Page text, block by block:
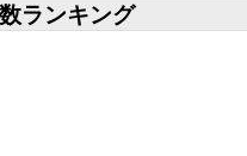
ランキング